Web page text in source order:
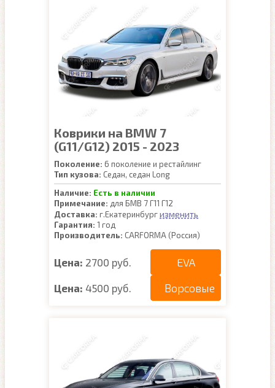
Коврики на BMW 7
(G11/G12) 2015 - 2023
Поколение: 6 поколение и рестайлинг
Тип кузова: Седан, седан Long
Наличие: Есть в наличии
Примечание: для БМВ 7 Г11 Г12
Доставка: г.Екатеринбургизменить
Гарантия: 1 год
Производитель: CARFORMA (Россия)
Цена: 2700 руб. EVA
Цена: 4500 руб. Ворсовые